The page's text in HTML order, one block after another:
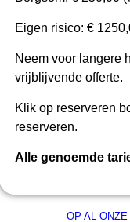
Eigen risico: €
Neem voor langere
vrijblijvende offerte.
Klik op reserveren
reserveren.
Alle genoemde
OP AL